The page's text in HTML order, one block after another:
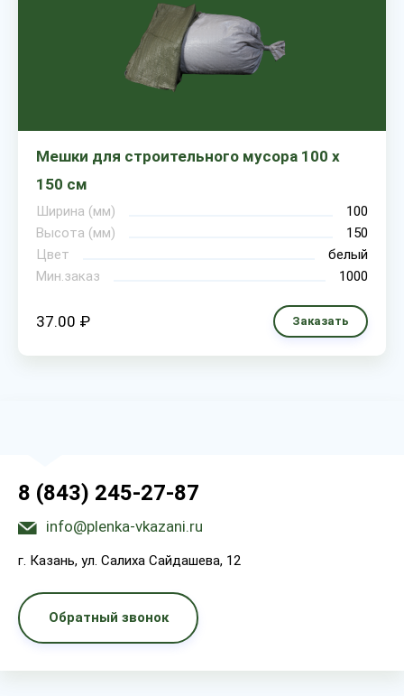
Мешки для строительного мусора 100 х
150 см
Ширина (мм)
100
Высота (мм)
150
Цвет
белый
Мин.заказ
1000
37.00 ₽ Заказать
8 (843) 245-27-87
info@plenka-vkazani.ru
г. Казань, ул. Салиха Сайдашева, 12
Обратный звонок